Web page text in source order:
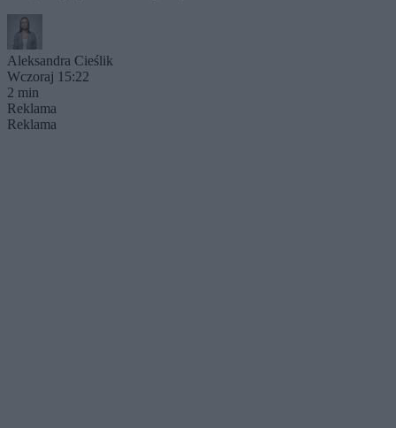
Aleksandra Cieślik
Wczoraj 15:22
2 min
Reklama
Reklama